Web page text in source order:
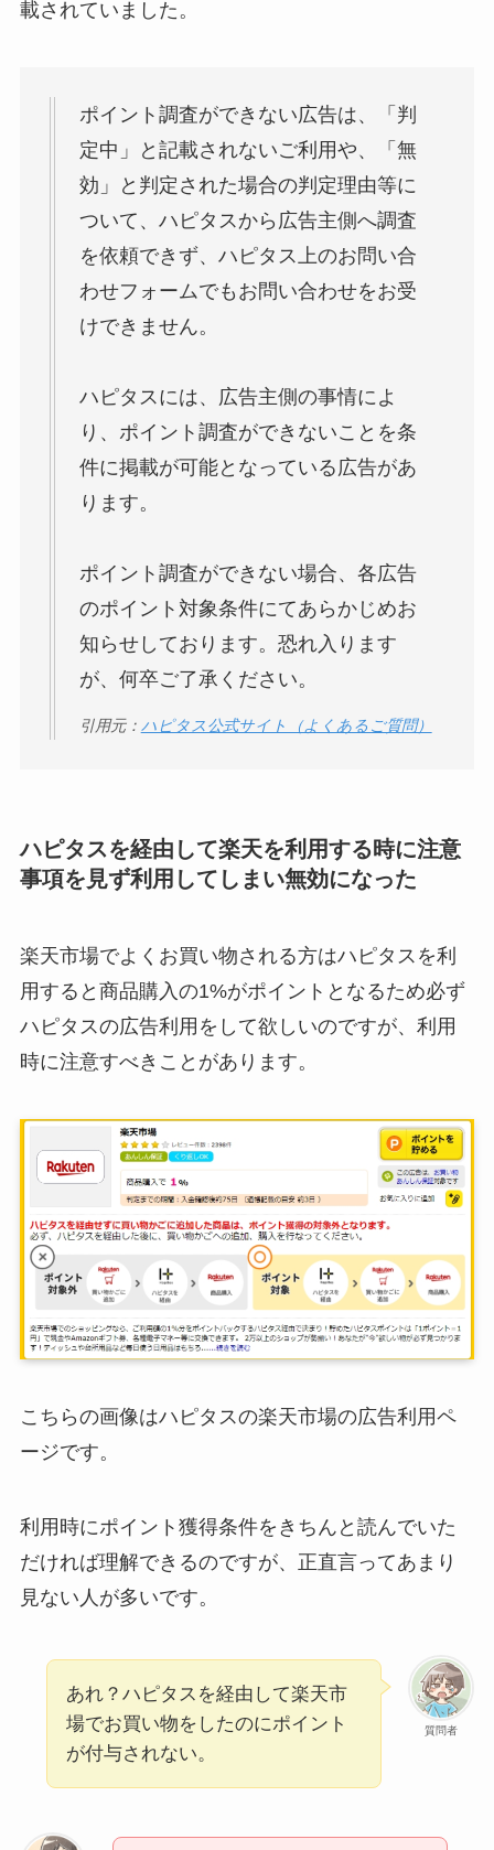
載されていました。
ポイント調査ができない広告は、「判
定中」と記載されないご利用や、「無
効」と判定された場合の判定理由等に
ついて、ハピタスから広告主側へ調査
を依頼できず、ハピタス上のお問い合
わせフォームでもお問い合わせをお受
けできません。
ハピタスには、広告主側の事情によ
り、ポイント調査ができないことを条
件に掲載が可能となっている広告があ
ります。
ポイント調査ができない場合、各広告
のポイント対象条件にてあらかじめお
知らせしております。恐れ入ります
が、何卒ご了承ください。
引用元： ハピタス公式サイト（よくあるご質問）
ハピタスを経由して楽天を利用する時に注意
事項を見ず利用してしまい無効になった
楽天市場でよくお買い物される方はハピタスを利
用すると商品購入の1%がポイントとなるため必ず
ハピタスの広告利用をして欲しいのですが、利用
時に注意すべきことがあります。
こちらの画像はハピタスの楽天市場の広告利用ペ
ージです。
利用時にポイント獲得条件をきちんと読んでいた
だければ理解できるのですが、正直言ってあまり
見ない人が多いです。
質問者
あれ？ハピタスを経由して楽天市
場でお買い物をしたのにポイント
が付与されない。